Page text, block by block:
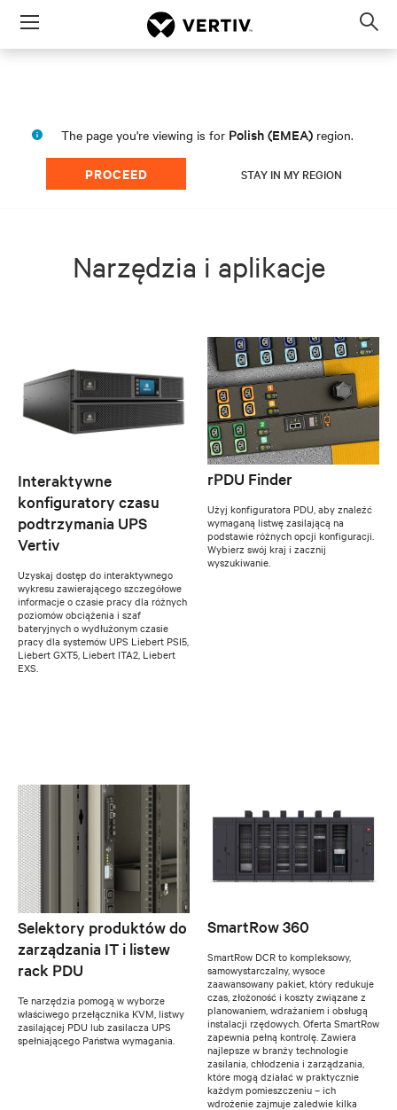
Menu
The page you're viewing is for Polish (EMEA) region.
PROCEED STAY IN MY REGION
Narzędzia i aplikacje
Interaktywne
konfiguratory czasu
podtrzymania UPS
Vertiv
Uzyskaj dostęp do interaktywnego
wykresu zawierającego szczegółowe
informacje o czasie pracy dla różnych
poziomów obciążenia i szaf
bateryjnych o wydłużonym czasie
pracy dla systemów UPS Liebert PSI5,
Liebert GXT5, Liebert ITA2, Liebert
EXS.
rPDU Finder
Użyj konfiguratora PDU, aby znaleźć
wymaganą listwę zasilającą na
podstawie różnych opcji konfiguracji.
Wybierz swój kraj i zacznij
wyszukiwanie.
Selektory produktów do
zarządzania IT i listew
rack PDU
Te narzędzia pomogą w wyborze
właściwego przełącznika KVM, listwy
zasilającej PDU lub zasilacza UPS
spełniającego Państwa wymagania.
SmartRow 360
SmartRow DCR to kompleksowy,
samowystarczalny, wysoce
zaawansowany pakiet, który redukuje
czas, złożoność i koszty związane z
planowaniem, wdrażaniem i obsługą
instalacji rzędowych. Oferta SmartRow
zapewnia pełną kontrolę. Zawiera
najlepsze w branży technologie
zasilania, chłodzenia i zarządzania,
które mogą działać w praktycznie
każdym pomieszczeniu – ich
wdrożenie zajmuje zaledwie kilka